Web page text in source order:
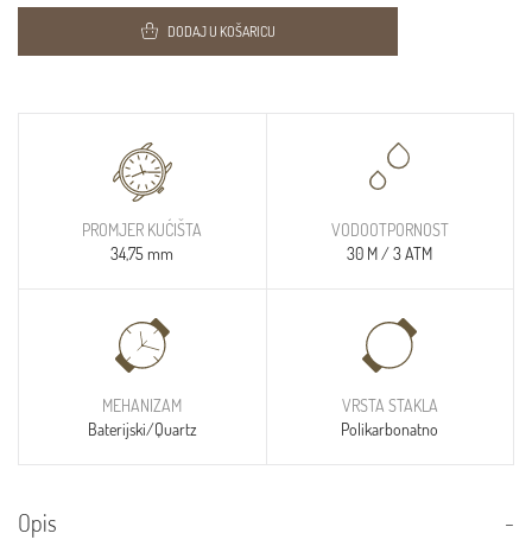
DODAJ U KOŠARICU
PROMJER KUĆIŠTA
34,75 mm
VODOOTPORNOST
30 M / 3 ATM
MEHANIZAM
Baterijski/Quartz
VRSTA STAKLA
Polikarbonatno
Opis